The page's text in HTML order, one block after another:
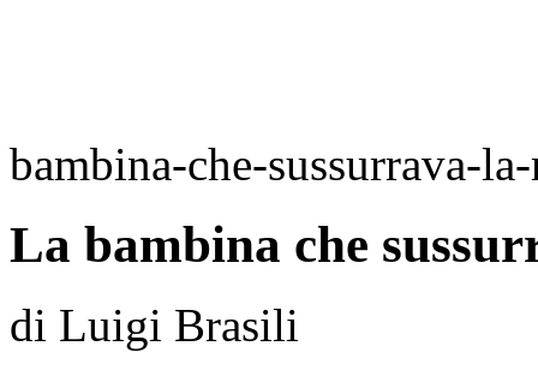
bambina-che-sussurrava-
La bambina che
di Luigi Brasili